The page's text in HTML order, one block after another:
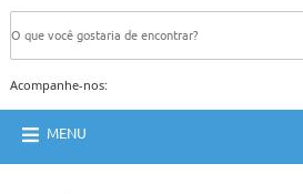
Acompanhe-nos:
MENU